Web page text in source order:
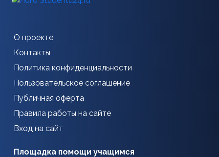
О проекте
Контакты
Политика конфиденциальности
Пользовательское соглашение
Публичная оферта
Правила работы на сайте
Вход на сайт
Площадка помощи учащимся